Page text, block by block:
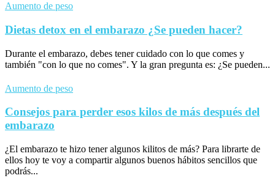
Aumento de peso
Dietas detox en el embarazo ¿Se pueden hacer?
Durante el embarazo, debes tener cuidado con lo que comes y
también "con lo que no comes". Y la gran pregunta es: ¿Se pueden...
Aumento de peso
Consejos para perder esos kilos de más después del
embarazo
¿El embarazo te hizo tener algunos kilitos de más? Para librarte de
ellos hoy te voy a compartir algunos buenos hábitos sencillos que
podrás...